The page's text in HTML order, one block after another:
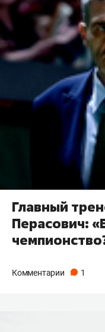
Главный
Перасович:
Комментарии 1